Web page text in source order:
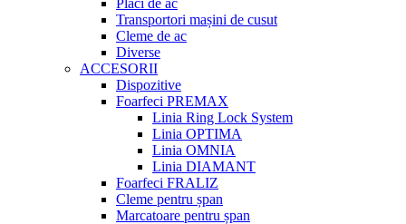
Plăci de ac
Transportori mașini de cusut
Cleme de ac
Diverse
ACCESORII
Dispozitive
Foarfeci PREMAX
Linia Ring Lock System
Linia OPTIMA
Linia OMNIA
Linia DIAMANT
Foarfeci FRALIZ
Cleme pentru șpan
Marcatoare pentru șpan